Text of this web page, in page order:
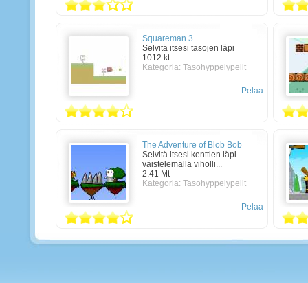
Squareman 3
Selvitä itsesi tasojen läpi
1012 kt
Kategoria: Tasohyppelypelit
Pelaa
The Adventure of Blob Bob
Selvitä itsesi kenttien läpi
väistelemällä viholli...
2.41 Mt
Kategoria: Tasohyppelypelit
Pelaa